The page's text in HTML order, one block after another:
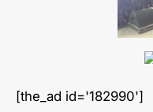
[the_ad id='182990']